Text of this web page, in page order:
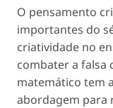
O pensamento
importantes do
criatividade no
combater a falsa
matemático tem
abordagem para